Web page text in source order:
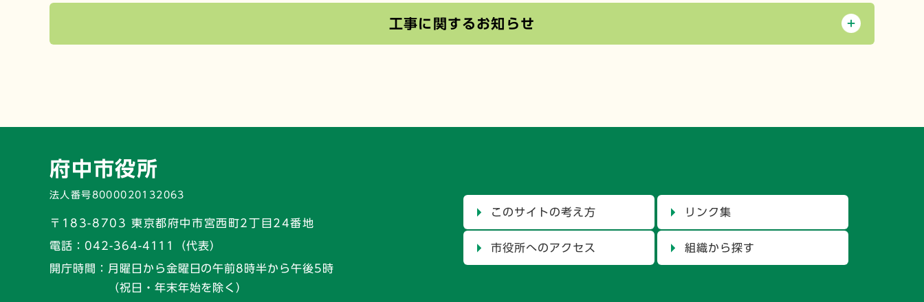
工事に関するお知らせ
府中市役所
法人番号8000020132063
〒183-8703 東京都府中市宮西町2丁目24番地
電話： 042-364-4111（代表）
開庁時間：
月曜日から金曜日の午前8時半から午後5時
（祝日・年末年始を除く）
このサイトの考え方 リンク集
市役所へのアクセス 組織から探す